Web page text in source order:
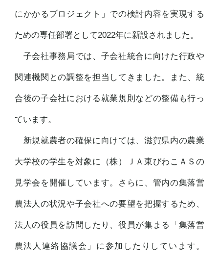
にかかるプロジェクト」での検討内容を実現する
ための専任部署として2022年に新設されました。
子会社事務局では、子会社統合に向けた行政や
関連機関との調整を担当してきました。また、統
合後の子会社における就業規則などの整備も行っ
ています。
新規就農者の確保に向けては、滋賀県内の農業
大学校の学生を対象に（株）ＪＡ東びわこＡＳの
見学会を開催しています。さらに、管内の集落営
農法人の状況や子会社への要望を把握するため、
法人の役員を訪問したり、役員が集まる「集落営
農法人連絡協議会」に参加したりしています。